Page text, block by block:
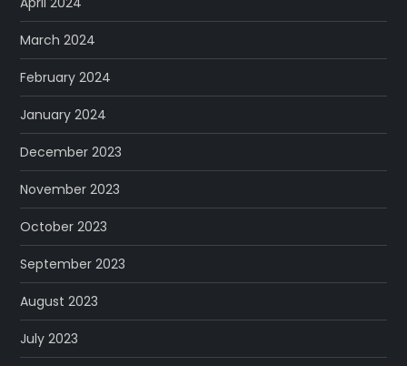
March 2024
February 2024
January 2024
December 2023
November 2023
October 2023
September 2023
August 2023
July 2023